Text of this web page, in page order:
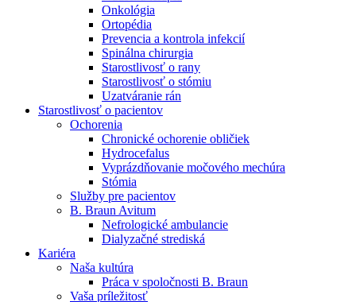
obličiek. Zvoľte si mesto, ktoré potrebujete a navštívte nás.
Onkológia
Ortopédia
Prevencia a kontrola infekcií
Spinálna chirurgia
Starostlivosť o rany
Starostlivosť o stómiu
Uzatváranie rán
Starostlivosť o pacientov
Ochorenia
Chronické ochorenie obličiek
Hydrocefalus
Vyprázdňovanie močového mechúra
Stómia
Služby pre pacientov
B. Braun Avitum
Nefrologické ambulancie
Dialyzačné strediská
Kariéra
Naša kultúra
Práca v spoločnosti B. Braun
Vaša príležitosť